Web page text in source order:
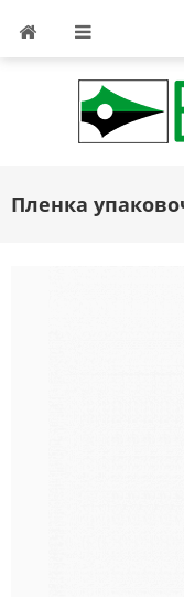
Пленка